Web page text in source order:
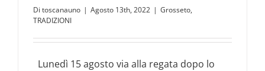
Di toscanauno | Agosto 13th, 2022 | Grosseto,
TRADIZIONI
Lunedì 15 agosto via alla regata dopo lo